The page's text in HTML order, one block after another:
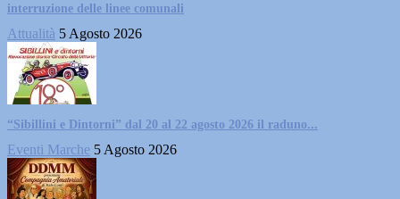
interruzione delle linee comunali
Attualità 5 Agosto 2026
“Sibillini e Dintorni” dal 20 al 22 agosto 2026 il raduno...
Eventi Marche 5 Agosto 2026